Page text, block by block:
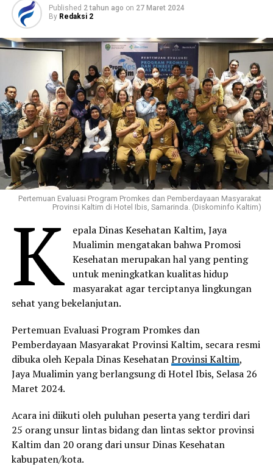
Published 2 tahun ago on 27 Maret 2024
By Redaksi 2
Pertemuan Evaluasi Program Promkes dan Pemberdayaan Masyarakat
Provinsi Kaltim di Hotel Ibis, Samarinda. (Diskominfo Kaltim)
K
epala Dinas Kesehatan Kaltim, Jaya
Mualimin mengatakan bahwa Promosi
Kesehatan merupakan hal yang penting
untuk meningkatkan kualitas hidup
masyarakat agar terciptanya lingkungan
sehat yang bekelanjutan.
Pertemuan Evaluasi Program Promkes dan
Pemberdayaan Masyarakat Provinsi Kaltim, secara resmi
dibuka oleh Kepala Dinas KesehatanProvinsi Kaltim,
Jaya Mualimin yang berlangsung di Hotel Ibis, Selasa 26
Maret 2024.
Acara ini diikuti oleh puluhan peserta yang terdiri dari
25 orang unsur lintas bidang dan lintas sektor provinsi
Kaltim dan 20 orang dari unsur Dinas Kesehatan
kabupaten/kota.